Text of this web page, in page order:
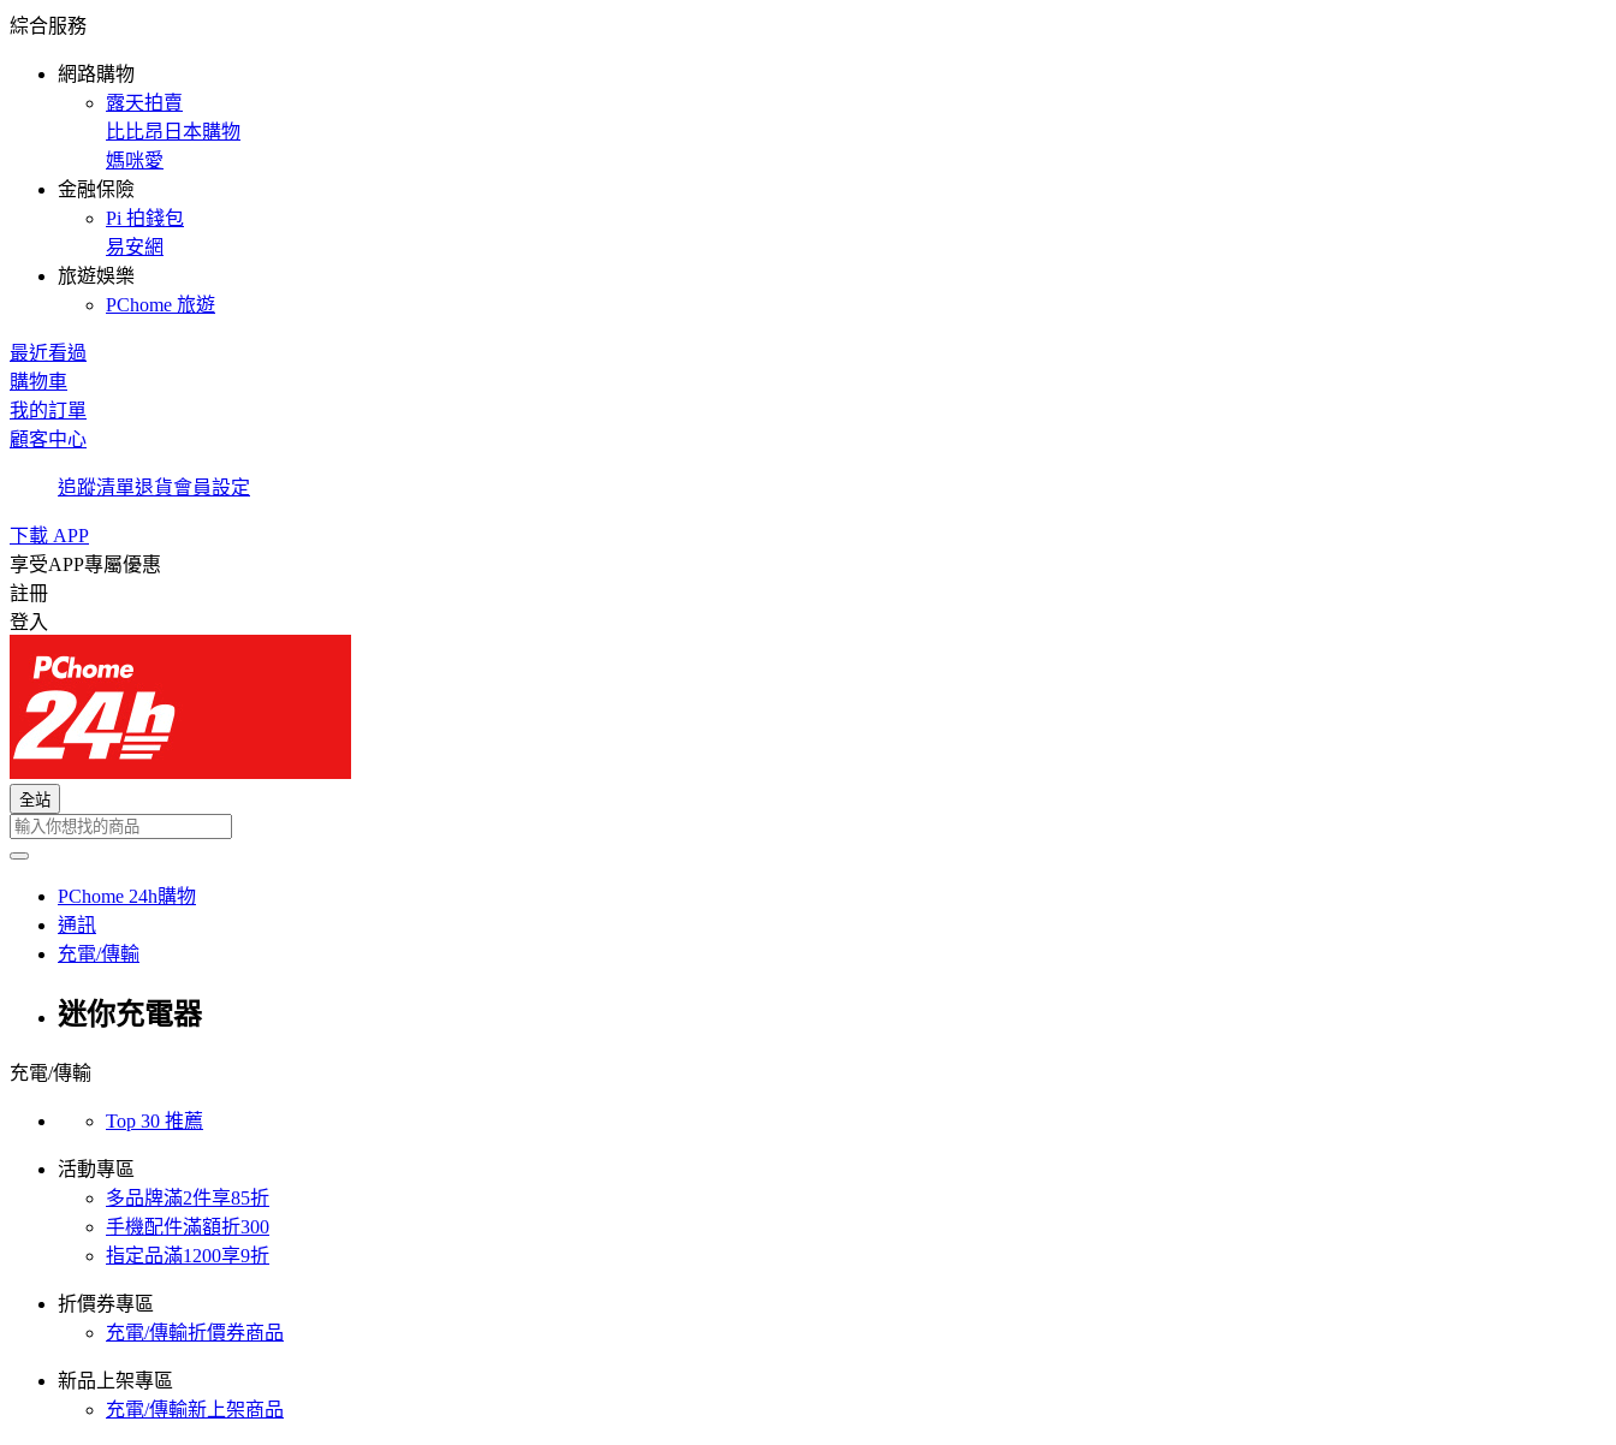
綜合服務
網路購物
露天拍賣
比比昂日本購物
媽咪愛
金融保險
Pi 拍錢包
易安網
旅遊娛樂
PChome 旅遊
最近看過
購物車
我的訂單
顧客中心
追蹤清單退貨會員設定
下載 APP
享受APP專屬優惠
註冊
登入
全站
PChome 24h購物
通訊
充電/傳輸
迷你充電器
充電/傳輸
Top 30 推薦
活動專區
多品牌滿2件享85折
手機配件滿額折300
指定品滿1200享9折
折價券專區
充電/傳輸折價券商品
新品上架專區
充電/傳輸新上架商品